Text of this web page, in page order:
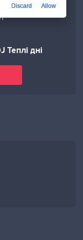
06-2026,
Теплі дні
Discard Allow